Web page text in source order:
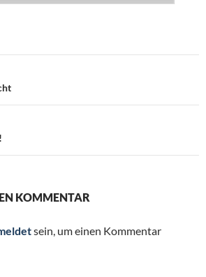
KOMMENTAR
sein, um einen Kommentar